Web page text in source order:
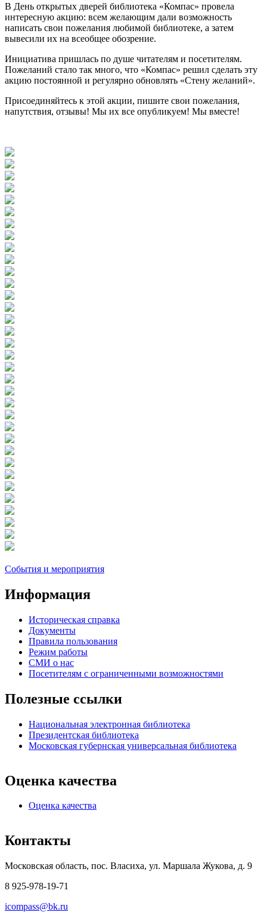
В День открытых дверей библиотека «Компас» провела
интересную акцию: всем желающим дали возможность
написать свои пожелания любимой библиотеке, а затем
вывесили их на всеобщее обозрение.
Инициатива пришлась по душе читателям и посетителям.
Пожеланий стало так много, что «Компас» решил сделать эту
акцию постоянной и регулярно обновлять «Стену желаний».
Присоединяйтесь к этой акции, пишите свои пожелания,
напутствия, отзывы! Мы их все опубликуем! Мы вместе!
События и мероприятия
Информация
Историческая справка
Документы
Правила пользования
Режим работы
СМИ о нас
Посетителям с ограниченными возможностями
Полезные ссылки
Национальная электронная библиотека
Президентская библиотека
Московская губернская универсальная библиотека
Оценка качества
Оценка качества
Контакты
Московская область, пос. Власиха, ул. Маршала Жукова, д. 9
8 925-978-19-71
icompass@bk.ru